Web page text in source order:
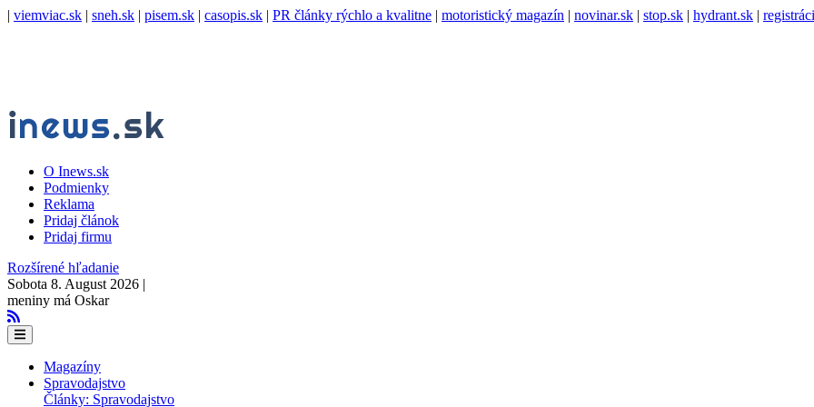
| viemviac.sk | sneh.sk | pisem.sk | casopis.sk | PR články rýchlo a kvalitne | motoristický magazín | novinar.sk | stop.sk | hydrant.sk |
O Inews.sk
Podmienky
Reklama
Pridaj článok
Pridaj firmu
Rozšírené hľadanie
Sobota 8. August 2026 |
meniny má Oskar
Magazíny
Spravodajstvo
Články: Spravodajstvo